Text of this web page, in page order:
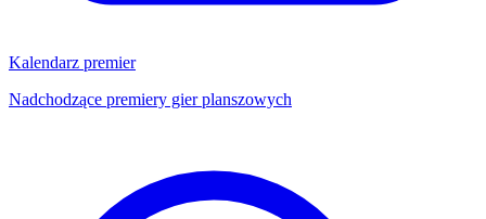
Kalendarz premier
Nadchodzące premiery gier planszowych